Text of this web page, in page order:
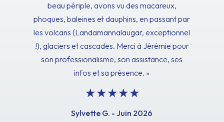
beau périple, avons vu des macareux,
phoques, baleines et dauphins, en passant par
les volcans (Landamannalaugar, exceptionnel
!), glaciers et cascades. Merci à Jérémie pour
son professionalisme, son assistance, ses
infos et sa présence. »
Sylvette G. - Juin 2026